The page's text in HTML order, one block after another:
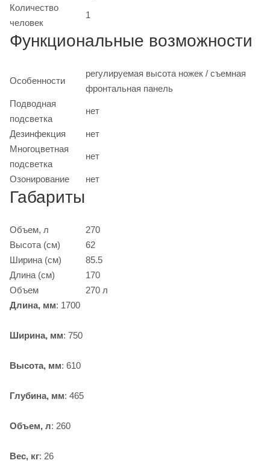
Количество
человек
1
Функциональные возможности
Особенности
регулируемая высота ножек / съемная
фронтальная панель
Подводная
подсветка
нет
Дезинфекция
нет
Многоцветная
подсветка
нет
Озонирование нет
Габариты
Объем, л
270
Высота (см)
62
Ширина (см)
85.5
Длина (см)
170
Объем
270 л
Длина, мм: 1700
Ширина, мм: 750
Высота, мм: 610
Глубина, мм: 465
Объем, л: 260
Вес, кг: 26